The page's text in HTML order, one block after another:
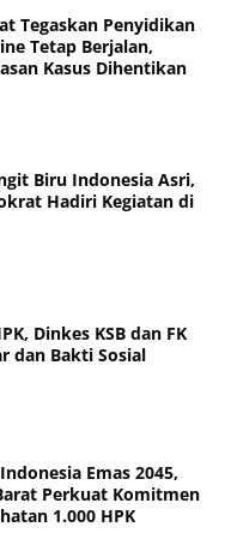
Tegaskan Penyidikan
Tetap Berjalan,
Kasus Dihentikan
Biru Indonesia Asri,
Hadiri Kegiatan di
Dinkes KSB dan FK
dan Bakti Sosial
Emas 2045,
Perkuat Komitmen
1.000 HPK